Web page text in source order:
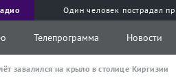
Один человек пострадал
Телепрограмма Новости
завалился на крыло в столице Киргизии